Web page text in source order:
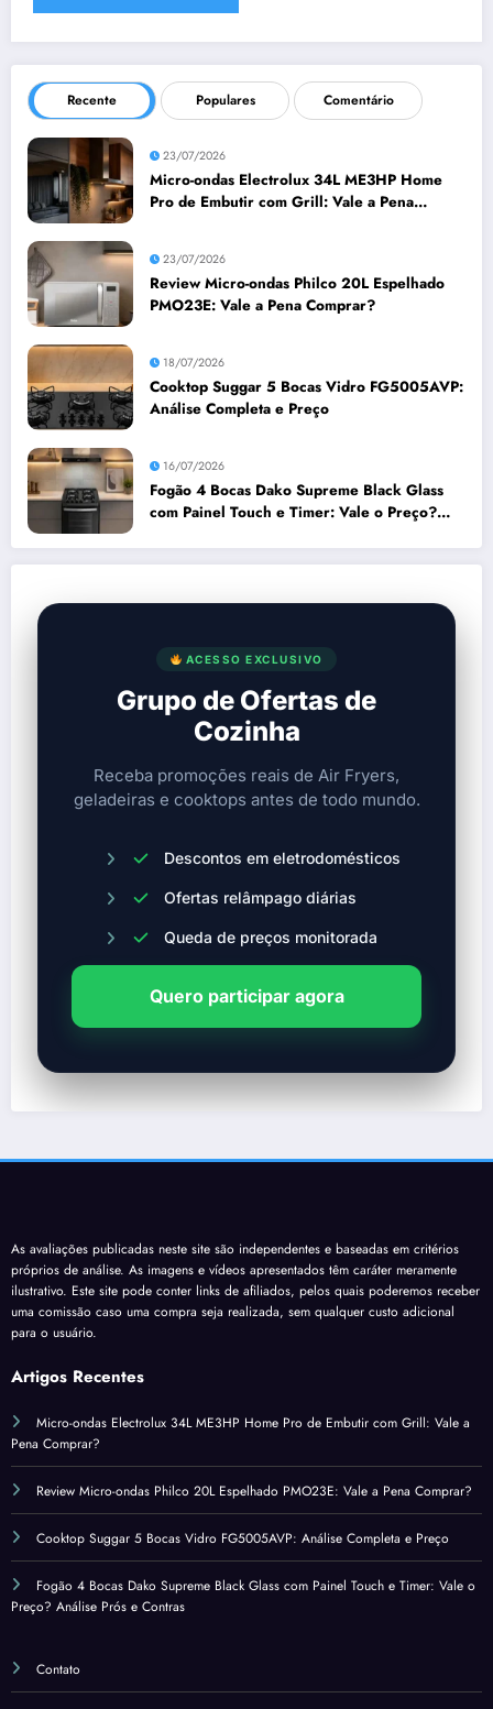
Recente Populares Comentário
23/07/2026
Micro-ondas Electrolux 34L ME3HP Home
Pro de Embutir com Grill: Vale a Pena
23/07/2026
Review Micro-ondas Philco 20L Espelhado
PMO23E: Vale a Pena Comprar?
18/07/2026
Cooktop Suggar 5 Bocas Vidro FG5005AVP:
Análise Completa e Preço
16/07/2026
Fogão 4 Bocas Dako Supreme Black Glass
com Painel Touch e Timer: Vale o Preço?
ACESSO EXCLUSIVO
Grupo de Ofertas de
Cozinha
Receba promoções reais de Air Fryers,
geladeiras e cooktops antes de todo mundo.
Descontos em eletrodomésticos
Ofertas relâmpago diárias
Queda de preços monitorada
Quero participar agora
As avaliações publicadas neste site são independentes e baseadas em critérios
próprios de análise. As imagens e vídeos apresentados têm caráter meramente
ilustrativo. Este site pode conter links de afiliados, pelos quais poderemos receber
uma comissão caso uma compra seja realizada, sem qualquer custo adicional
para o usuário.
Artigos Recentes
Micro-ondas Electrolux 34L ME3HP Home Pro de Embutir com Grill: Vale a
Pena Comprar?
Review Micro-ondas Philco 20L Espelhado PMO23E: Vale a Pena Comprar?
Cooktop Suggar 5 Bocas Vidro FG5005AVP: Análise Completa e Preço
Fogão 4 Bocas Dako Supreme Black Glass com Painel Touch e Timer: Vale o
Preço? Análise Prós e Contras
Contato